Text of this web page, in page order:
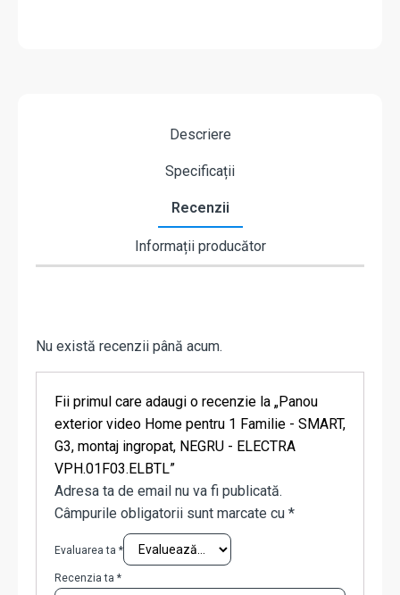
Descriere
Specificații
Recenzii
Informații producător
Nu există recenzii până acum.
Fii primul care adaugi o recenzie la „Panou
exterior video Home pentru 1 Familie - SMART,
G3, montaj ingropat, NEGRU - ELECTRA
VPH.01F03.ELBTL”
Adresa ta de email nu va fi publicată.
Câmpurile obligatorii sunt marcate cu *
Evaluarea ta *
Recenzia ta *